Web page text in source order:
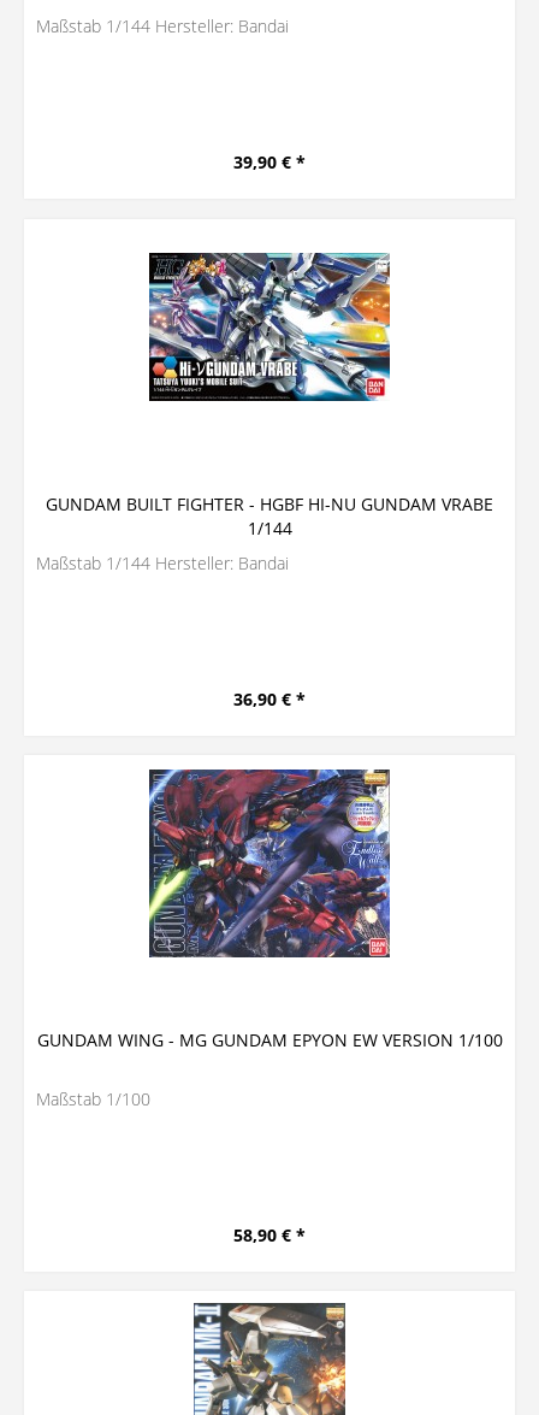
Maßstab 1/144 Hersteller: Bandai
39,90 € *
GUNDAM BUILT FIGHTER - HGBF HI-NU GUNDAM VRABE
1/144
Maßstab 1/144 Hersteller: Bandai
36,90 € *
GUNDAM WING - MG GUNDAM EPYON EW VERSION 1/100
Maßstab 1/100
58,90 € *